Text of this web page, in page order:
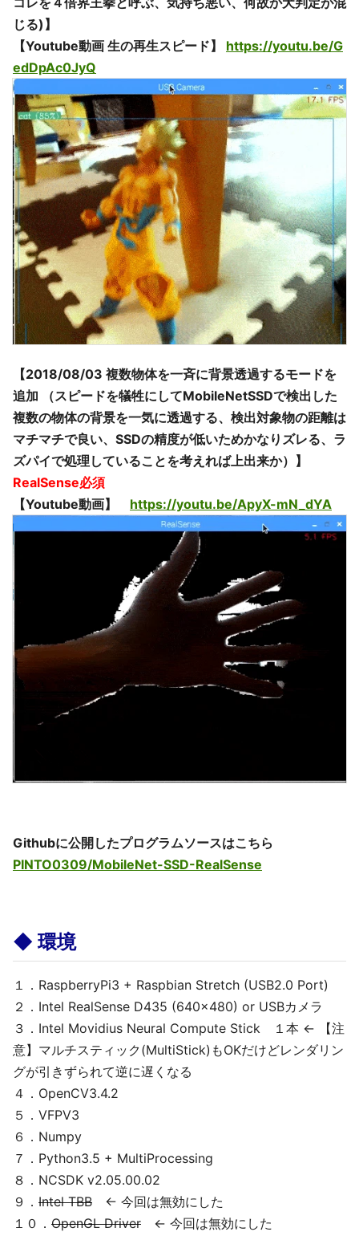
じる)】
【Youtube動画 生の再生スピード】 https://youtu.be/G
edDpAc0JyQ
【2018/08/03 複数物体を一斉に背景透過するモードを
追加 （スピードを犠牲にしてMobileNetSSDで検出した
複数の物体の背景を一気に透過する、検出対象物の距離は
マチマチで良い、SSDの精度が低いためかなりズレる、ラ
ズパイで処理していることを考えれば上出来か）】
RealSense必須
【Youtube動画】 https://youtu.be/ApyX-mN_dYA
Githubに公開したプログラムソースはこちら
PINTO0309/MobileNet-SSD-RealSense
◆ 環境
１．RaspberryPi3 + Raspbian Stretch (USB2.0 Port)
２．Intel RealSense D435 (640x480) or USBカメラ
３．Intel Movidius Neural Compute Stick １本 ← 【注
意】マルチスティック(MultiStick)もOKだけどレンダリン
グが引きずられて逆に遅くなる
４．OpenCV3.4.2
５．VFPV3
６．Numpy
７．Python3.5 + MultiProcessing
８．NCSDK v2.05.00.02
９． Intel TBB ← 今回は無効にした
１０． OpenGL Driver ← 今回は無効にした